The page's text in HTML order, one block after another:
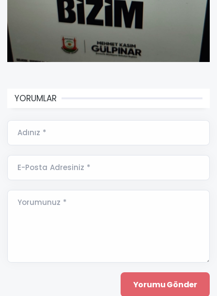
YORUMLAR
Adınız *
E-Posta Adresiniz *
Yorumunuz *